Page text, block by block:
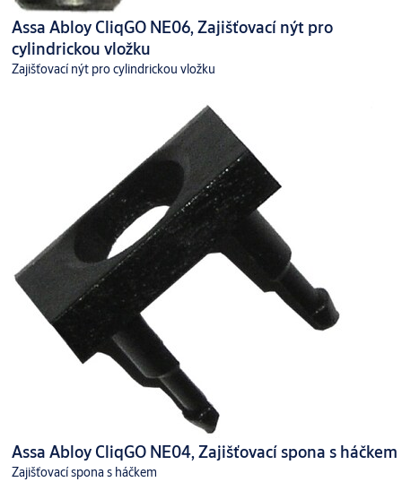
Assa Abloy CliqGO NE06, Zajišťovací nýt pro
cylindrickou vložku
Zajišťovací nýt pro cylindrickou vložku
Assa Abloy CliqGO NE04, Zajišťovací spona s háčkem
Zajišťovací spona s háčkem